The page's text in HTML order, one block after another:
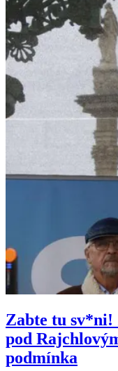
Zabte tu
pod
podmínka